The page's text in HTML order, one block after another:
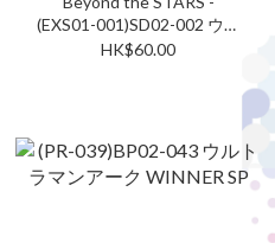
(EXS01-001)SD02-002 ウル
トラマンゼロ
HK$60.00